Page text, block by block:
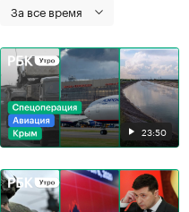
За все время
23:50